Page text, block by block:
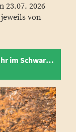
23.07. 2026
von
Herbstfest am 10.10. 2026 um 18.00 Uhr im Schwarzen Ochsen in Sulzbach